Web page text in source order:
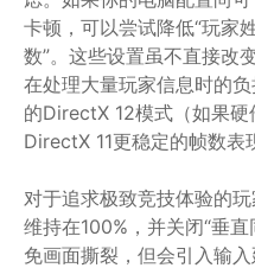
卡顿，可以尝试降低“玩家
数”。这些设置虽不直接改
在处理大量玩家信息时的
的DirectX 12模式（如果
DirectX 11更稳定的帧数表
对于追求极致竞技体验的
维持在100%，并关闭“垂
免画面撕裂，但会引入输